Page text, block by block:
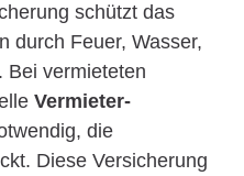
schützt das
durch Feuer, Wasser,
Bei vermieteten
Vermieter-
die
Diese Versicherung